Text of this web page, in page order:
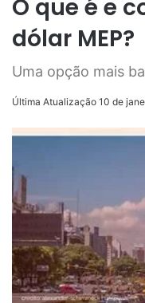
O que é e
dólar MEP?
Uma opção mais
Última Atualização 10 de